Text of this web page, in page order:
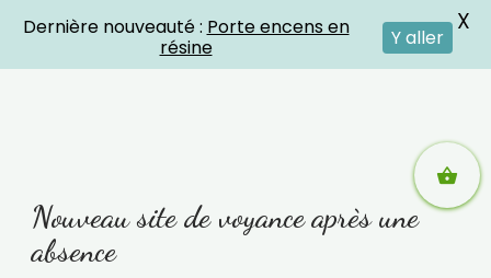
au
contenu
Nouveau site de voyance après une
absence
Dernière nouveauté : Porte encens en
résine
Y aller
X
Crystal Energies